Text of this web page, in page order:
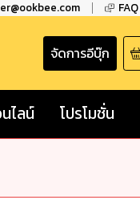
FAQ
จัดการอีบุ๊ก
ไลน์ โปรโมชั่น